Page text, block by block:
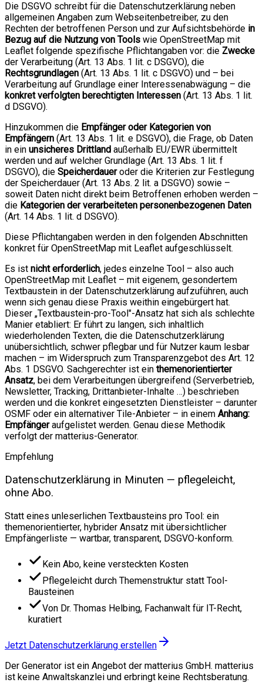
Die DSGVO schreibt für die Datenschutzerklärung neben
allgemeinen Angaben zum Webseitenbetreiber, zu den
Rechten der betroffenen Person und zur Aufsichtsbehörde in
Bezug auf die Nutzung von Tools wie OpenStreetMap mit
Leaflet folgende spezifische Pflichtangaben vor: die Zwecke
der Verarbeitung (Art. 13 Abs. 1 lit. c DSGVO), die
Rechtsgrundlagen (Art. 13 Abs. 1 lit. c DSGVO) und – bei
Verarbeitung auf Grundlage einer Interessenabwägung – die
konkret verfolgten berechtigten Interessen (Art. 13 Abs. 1 lit.
d DSGVO).
Hinzukommen die Empfänger oder Kategorien von
Empfängern (Art. 13 Abs. 1 lit. e DSGVO), die Frage, ob Daten
in ein unsicheres Drittland außerhalb EU/EWR übermittelt
werden und auf welcher Grundlage (Art. 13 Abs. 1 lit. f
DSGVO), die Speicherdaueroder die Kriterien zur Festlegung
der Speicherdauer (Art. 13 Abs. 2 lit. a DSGVO) sowie –
soweit Daten nicht direkt beim Betroffenen erhoben werden –
die Kategorien der verarbeiteten personenbezogenen Daten
(Art. 14 Abs. 1 lit. d DSGVO).
Diese Pflichtangaben werden in den folgenden Abschnitten
konkret für OpenStreetMap mit Leaflet aufgeschlüsselt.
Es ist nicht erforderlich, jedes einzelne Tool – also auch
OpenStreetMap mit Leaflet – mit eigenem, gesondertem
Textbaustein in der Datenschutzerklärung aufzuführen, auch
wenn sich genau diese Praxis weithin eingebürgert hat.
Dieser „Textbaustein-pro-Tool"-Ansatz hat sich als schlechte
Manier etabliert: Er führt zu langen, sich inhaltlich
wiederholenden Texten, die die Datenschutzerklärung
unübersichtlich, schwer pflegbar und für Nutzer kaum lesbar
machen – im Widerspruch zum Transparenzgebot des Art. 12
Abs. 1 DSGVO. Sachgerechter ist ein themenorientierter
Ansatz, bei dem Verarbeitungen übergreifend (Serverbetrieb,
Newsletter, Tracking, Drittanbieter-Inhalte …) beschrieben
werden und die konkret eingesetzten Dienstleister – darunter
OSMF oder ein alternativer Tile-Anbieter – in einem Anhang:
Empfängeraufgelistet werden. Genau diese Methodik
verfolgt der matterius-Generator.
Empfehlung
Datenschutzerklärung in Minuten — pflegeleicht,
ohne Abo.
Statt eines unleserlichen Textbausteins pro Tool: ein
themenorientierter, hybrider Ansatz mit übersichtlicher
Empfängerliste — wartbar, transparent, DSGVO-konform.
Kein Abo, keine versteckten Kosten
Pflegeleicht durch Themenstruktur statt Tool-
Bausteinen
Von Dr. Thomas Helbing, Fachanwalt für IT-Recht,
kuratiert
Jetzt Datenschutzerklärung erstellen
Der Generator ist ein Angebot der matterius GmbH. matterius
ist keine Anwaltskanzlei und erbringt keine Rechtsberatung.